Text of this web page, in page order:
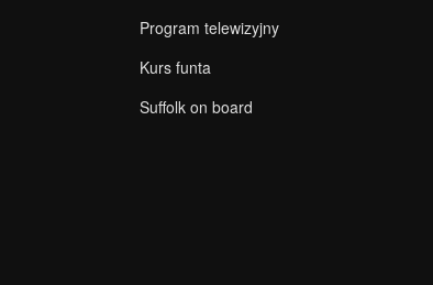
Program telewizyjny
Kurs funta
Suffolk on board